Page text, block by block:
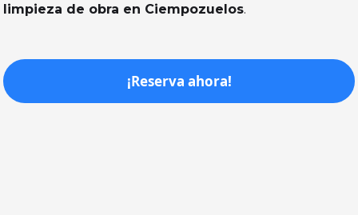
limpieza de obra en Ciempozuelos.
¡Reserva ahora!